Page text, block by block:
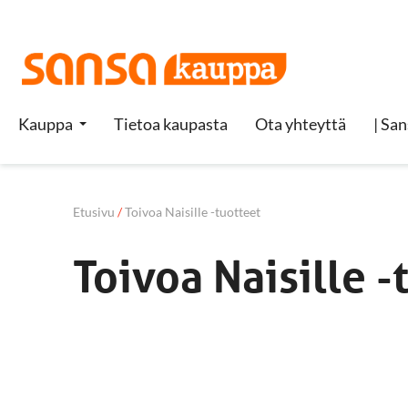
Kauppa Tietoa kaupasta Ota yhteyttä |
Etusivu /Toivoa Naisille -tuotteet
Toivoa Naisille